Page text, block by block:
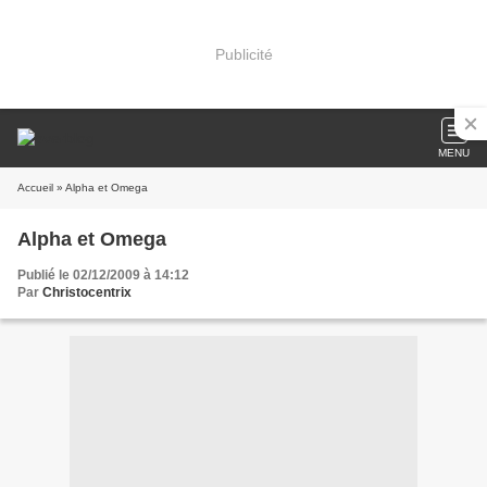
Publicité
MENU
Accueil » Alpha et Omega
Alpha et Omega
Publié le 02/12/2009 à 14:12
Par Christocentrix